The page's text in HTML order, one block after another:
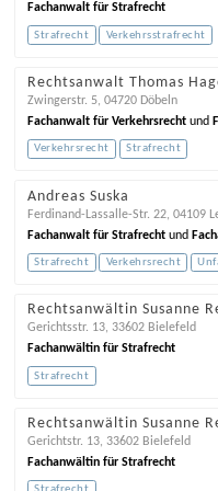
Fachanwalt für Strafrecht
Strafrecht Verkehrsstrafrecht
Rechtsanwalt Thomas
Zwingerstr. 5, 04720 Döbeln
Fachanwalt für Verkehrsrechtund
Verkehrsrecht Strafrecht
Andreas Suska
Ferdinand-Lassalle-Str. 22, 04109
Fachanwalt für Strafrechtund
Strafrecht Verkehrsrecht
Rechtsanwältin Susanne
Gerichtsstr. 13, 33602 Bielefeld
Fachanwältin für Strafrecht
Strafrecht
Rechtsanwältin Susanne
Gerichtstr. 13, 33602 Bielefeld
Fachanwältin für Strafrecht